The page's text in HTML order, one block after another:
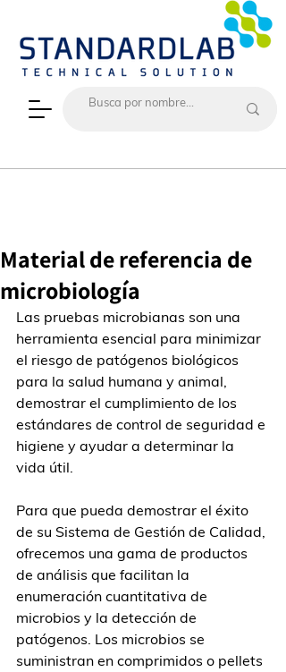
Material de referencia de
microbiología
Las pruebas microbianas son una
herramienta esencial para minimizar
el riesgo de patógenos biológicos
para la salud humana y animal,
demostrar el cumplimiento de los
estándares de control de seguridad e
higiene y ayudar a determinar la
vida útil.
Para que pueda demostrar el éxito
de su Sistema de Gestión de Calidad,
ofrecemos una gama de productos
de análisis que facilitan la
enumeración cuantitativa de
microbios y la detección de
patógenos. Los microbios se
suministran en comprimidos o pellets